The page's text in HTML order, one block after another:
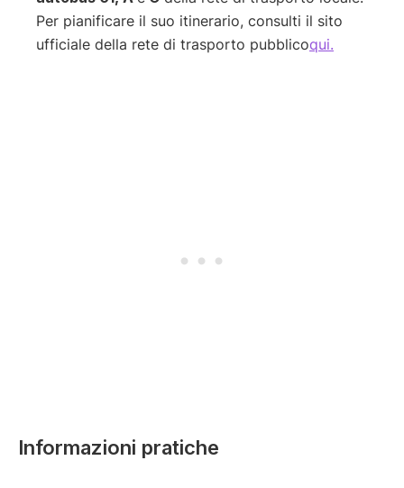
Per pianificare il suo itinerario, consulti il sito
ufficiale della rete di trasporto pubblicoqui.
Informazioni pratiche